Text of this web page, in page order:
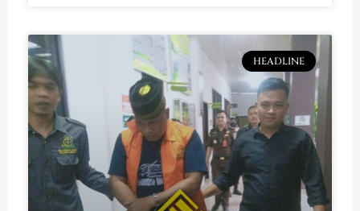
HEADLINE